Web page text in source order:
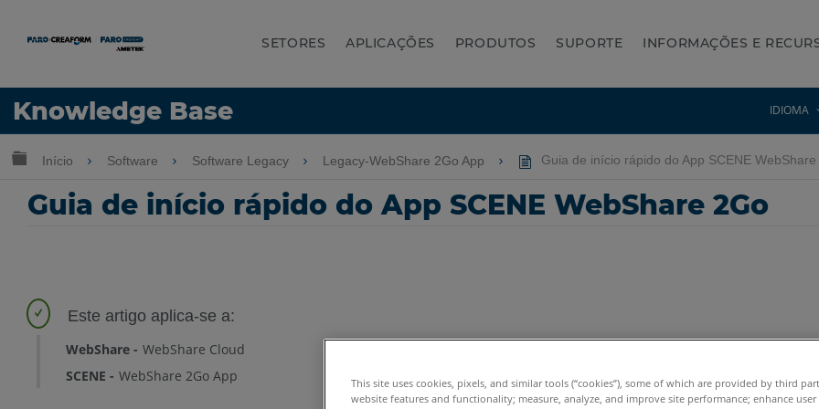
SETORES APLICAÇÕES PRODUTOS SUPORTE INFORMAÇÕES E
Knowledge Base IDIOMA
Idioma
Expandir/recolher hierarquia global
Início Software Software Legacy Legacy-WebShare 2Go App Guia de início rápido do App SCENE WebShare
Guia de início rápido do App SCENE WebShare 2Go
WebShare
WebShare Cloud
SCENE
WebShare 2Go App
This site uses cookies, pixels, and similar tools (“cookies”), some of which are provided by third
website features and functionality; measure, analyze, and improve site performance; enhance user